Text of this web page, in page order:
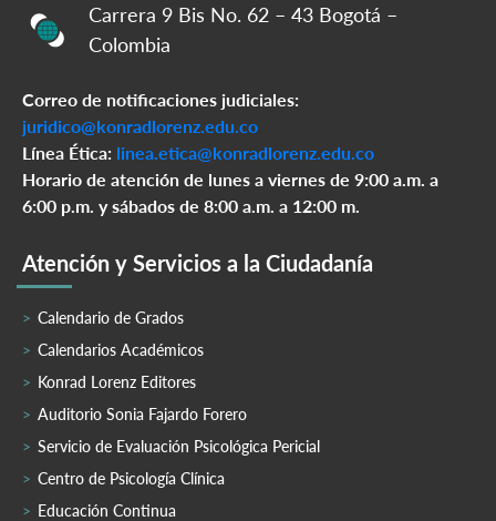
Carrera 9 Bis No. 62 – 43 Bogotá –
Colombia
Correo de notificaciones judiciales:
juridico@konradlorenz.edu.co
Línea Ética: linea.etica@konradlorenz.edu.co
Horario de atención de lunes a viernes de 9:00 a.m. a
6:00 p.m. y sábados de 8:00 a.m. a 12:00 m.
Atención y Servicios a la Ciudadanía
Calendario de Grados
Calendarios Académicos
Konrad Lorenz Editores
Auditorio Sonia Fajardo Forero
Servicio de Evaluación Psicológica Pericial
Centro de Psicología Clínica
Educación Continua